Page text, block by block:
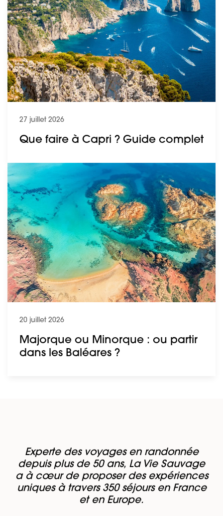
27 juillet 2026
Que faire à Capri ? Guide complet
20 juillet 2026
Majorque ou Minorque : ou partir
dans les Baléares ?
Experte des voyages en randonnée
depuis plus de 50 ans, La Vie Sauvage
a à cœur de proposer des expériences
uniques à travers 350 séjours en France
et en Europe.